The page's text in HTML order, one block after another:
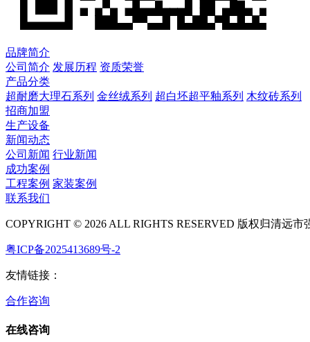
品牌简介
公司简介 发展历程 资质荣誉
产品分类
超耐磨大理石系列 金丝绒系列 超白坯超平釉系列 木纹砖系列
招商加盟
生产设备
新闻动态
公司新闻 行业新闻
成功案例
工程案例 家装案例
联系我们
COPYRIGHT © 2026 ALL RIGHTS RESERVED 版权归清远
粤ICP备2025413689号-2
友情链接：
合作咨询
在线咨询